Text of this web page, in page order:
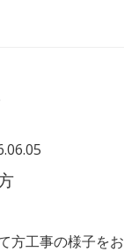
方工事の様子をお